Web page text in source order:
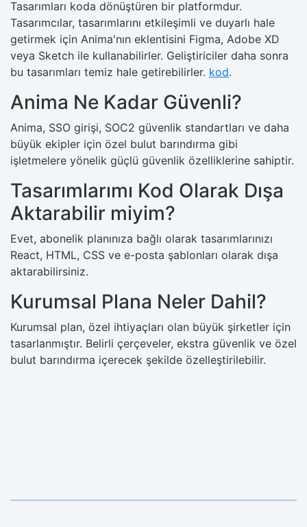
Tasarımları koda dönüştüren bir platformdur.
Tasarımcılar, tasarımlarını etkileşimli ve duyarlı hale
getirmek için Anima'nın eklentisini Figma, Adobe XD
veya Sketch ile kullanabilirler. Geliştiriciler daha sonra
bu tasarımları temiz hale getirebilirler. kod.
Anima Ne Kadar Güvenli?
Anima, SSO girişi, SOC2 güvenlik standartları ve daha
büyük ekipler için özel bulut barındırma gibi
işletmelere yönelik güçlü güvenlik özelliklerine sahiptir.
Tasarımlarımı Kod Olarak Dışa
Aktarabilir miyim?
Evet, abonelik planınıza bağlı olarak tasarımlarınızı
React, HTML, CSS ve e-posta şablonları olarak dışa
aktarabilirsiniz.
Kurumsal Plana Neler Dahil?
Kurumsal plan, özel ihtiyaçları olan büyük şirketler için
tasarlanmıştır. Belirli çerçeveler, ekstra güvenlik ve özel
bulut barındırma içerecek şekilde özelleştirilebilir.